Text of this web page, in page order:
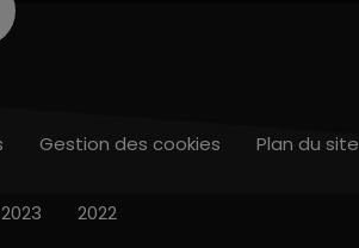
Gestion des cookies Plan du site
2023 2022